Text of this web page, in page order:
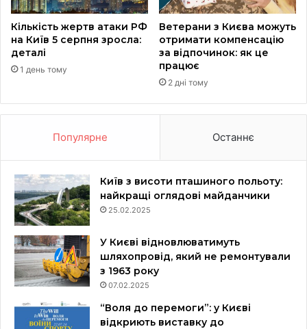
Кількість жертв атаки РФ
на Київ 5 серпня зросла:
деталі
1 день тому
Ветерани з Києва можуть
отримати компенсацію
за відпочинок: як це
працює
2 дні тому
Популярне Останнє
Київ з висоти пташиного польоту:
найкращі оглядові майданчики
25.02.2025
У Києві відновлюватимуть
шляхопровід, який не ремонтували
з 1963 року
07.02.2025
“Воля до перемоги”: у Києві
відкриють виставку до